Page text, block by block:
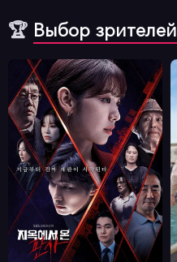
🏆 Выбор зрителей